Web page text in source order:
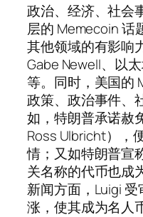
政治、经济、社会
层的 Memecoin 话
其他领域的有影响
Gabe Newell、以
等。同时，美国的
政策、政治事件、
如，特朗普承诺赦
Ross Ulbricht），
情；又如特朗普宣
关名称的代币也成
新闻方面，Luigi 受
涨，使其成为名人